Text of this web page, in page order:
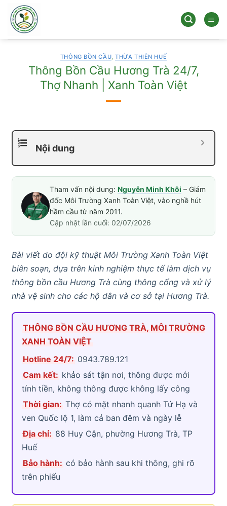
qua
dung
THÔNG BỒN CẦU,THỪA THIÊN HUẾ
Thông Bồn Cầu Hương Trà 24/7,
Thợ Nhanh | Xanh Toàn Việt
Nội dung
Tham vấn nội dung: Nguyễn Minh Khôi – Giám
đốc Môi Trường Xanh Toàn Việt, vào nghề hút
hầm cầu từ năm 2011.
Cập nhật lần cuối: 02/07/2026
Bài viết do đội kỹ thuật Môi Trường Xanh Toàn Việt
biên soạn, dựa trên kinh nghiệm thực tế làm dịch vụ
thông bồn cầu Hương Trà cùng thông cống và xử lý
nhà vệ sinh cho các hộ dân và cơ sở tại Hương Trà.
THÔNG BỒN CẦU HƯƠNG TRÀ, MÔI TRƯỜNG
XANH TOÀN VIỆT
Hotline 24/7: 0943.789.121
Cam kết: khảo sát tận nơi, thông được mới
tính tiền, không thông được không lấy công
Thời gian: Thợ có mặt nhanh quanh Tứ Hạ và
ven Quốc lộ 1, làm cả ban đêm và ngày lễ
Địa chỉ: 88 Huy Cận, phường Hương Trà, TP
Huế
Bảo hành: có bảo hành sau khi thông, ghi rõ
trên phiếu